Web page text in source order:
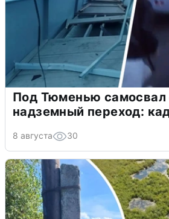
Под Тюменью самосвал
надземный переход:
8 августа 30